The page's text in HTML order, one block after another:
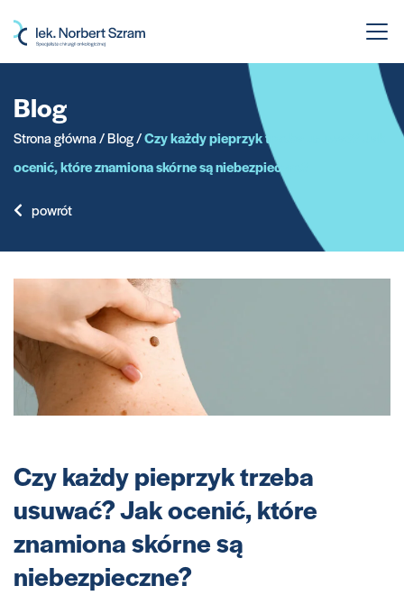
do
Blog
Strona główna/Blog/Czy każdy pieprzyk trzeba usuwać? Jak
ocenić, które znamiona skórne są niebezpieczne?
powrót
Czy każdy pieprzyk trzeba
usuwać? Jak ocenić, które
znamiona skórne są
niebezpieczne?